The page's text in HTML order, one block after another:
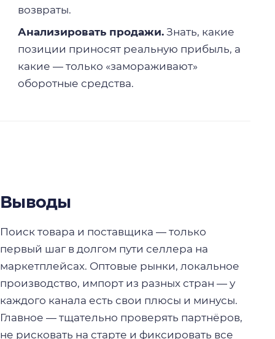
возвраты.
Анализировать продажи.Знать, какие
позиции приносят реальную прибыль, а
какие — только «замораживают»
оборотные средства.
Выводы
Поиск товара и поставщика — только
первый шаг в долгом пути селлера на
маркетплейсах. Оптовые рынки, локальное
производство, импорт из разных стран — у
каждого канала есть свои плюсы и минусы.
Главное — тщательно проверять партнёров,
не рисковать на старте и фиксировать все